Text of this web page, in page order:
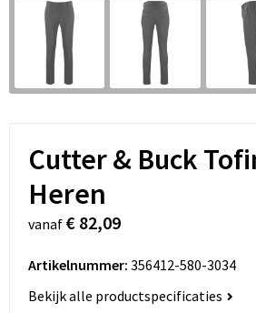
Cutter & Buck
Heren
vanaf € 82,09
Artikelnummer: 356412-580-3034
Bekijk alle productspecificaties